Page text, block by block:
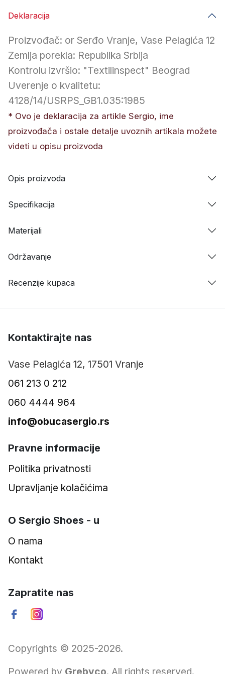
Deklaracija
Proizvođač: or Serđo Vranje, Vase Pelagića 12
Zemlja porekla: Republika Srbija
Kontrolu izvršio: "Textilinspect" Beograd
Uverenje o kvalitetu:
4128/14/USRPS_GB1.035:1985
* Ovo je deklaracija za artikle Sergio, ime
proizvođača i ostale detalje uvoznih artikala možete
videti u opisu proizvoda
Opis proizvoda
Specifikacija
Materijali
Održavanje
Recenzije kupaca
Kontaktirajte nas
Vase Pelagića 12, 17501 Vranje
061 213 0 212
060 4444 964
info@obucasergio.rs
Pravne informacije
Politika privatnosti
Upravljanje kolačićima
O Sergio Shoes - u
O nama
Kontakt
Zapratite nas
Copyrights © 2025-2026.
Powered by Grebyco. All rights reserved.